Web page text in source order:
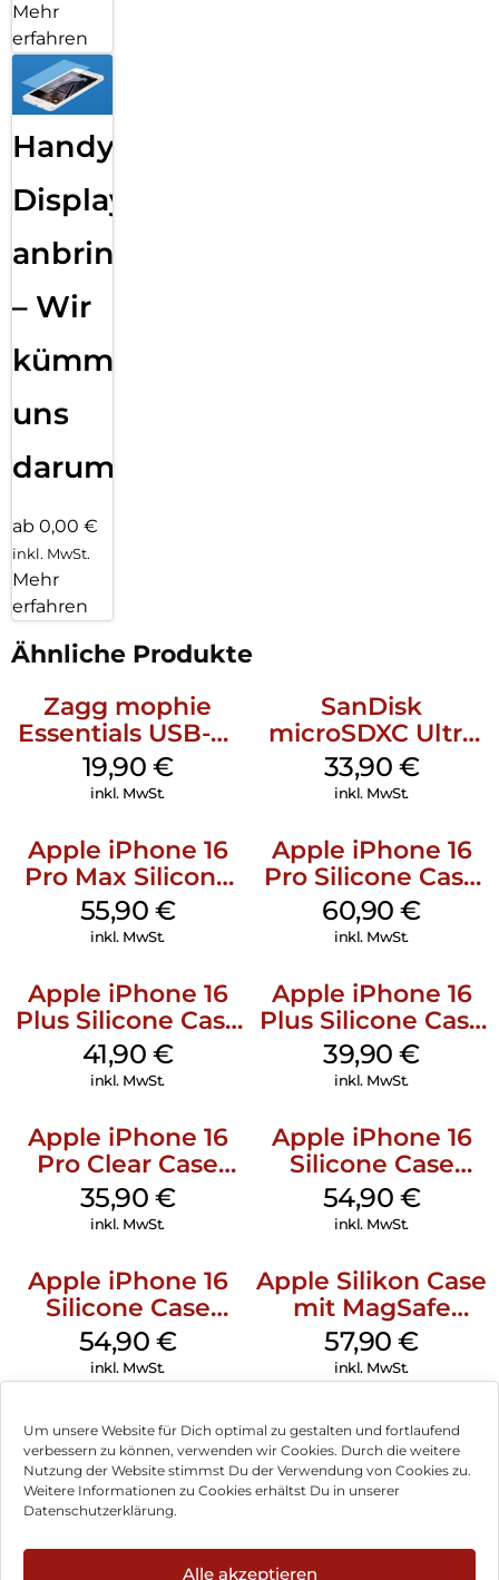
Um unsere Website für Dich optimal zu gestalten und fortlaufend
verbessern zu können, verwenden wir Cookies. Durch die weitere
Nutzung der Website stimmst Du der Verwendung von Cookies zu.
Weitere Informationen zu Cookies erhältst Du in unserer
Datenschutzerklärung.
Alle akzeptieren
Mehr
erfahren
Handy
Displayfolie
anbringen
– Wir
kümmern
uns
darum!
ab 0,00 €
inkl. MwSt.
Mehr
erfahren
Ähnliche Produkte
Zagg mophie
Essentials USB-C-
20W Charger PD
Weiß
19,90 €
inkl. MwSt.
SanDisk
microSDXC Ultra
128 GB + Adapter
Mobile
33,90 €
inkl. MwSt.
Apple iPhone 16
Pro Max Silicone
Case MagSafe
Stone Gray
55,90 €
inkl. MwSt.
Apple iPhone 16
Pro Silicone Case
MagSafe Stone
Gray
60,90€
inkl. MwSt.
Apple iPhone 16
Plus Silicone Case
MagSafe Stone
Gray
41,90 €
inkl. MwSt.
Apple iPhone 16
Plus Silicone Case
MagSafe Plum
39,90€
inkl. MwSt.
Apple iPhone 16
Pro Clear Case
MagSafe
Transparent
35,90 €
inkl. MwSt.
Apple iPhone 16
Silicone Case
MagSafe Black
54,90 €
inkl. MwSt.
Apple iPhone 16
Silicone Case
MagSafe Lake
Green
54,90 €
inkl. MwSt.
Apple Silikon Case
mit MagSafe
iPhone 14 Pro
(PRODUCT)RED
57,90€
inkl. MwSt.
Impressum